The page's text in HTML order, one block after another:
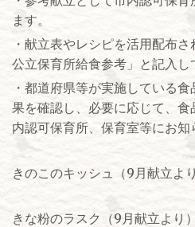
ます。
・献立表やレシピを活用配布
公立保育所給食参考」と記入し
・都道府県等が実施している
果を確認し、必要に応じて、
内認可保育所、保育室等にお知
きのこのキッシュ（9月献立より
きな粉のラスク（9月献立より）